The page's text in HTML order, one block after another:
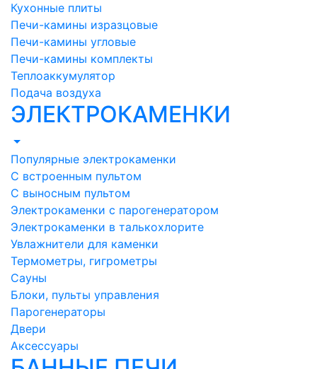
Кухонные плиты
Печи-камины изразцовые
Печи-камины угловые
Печи-камины комплекты
Теплоаккумулятор
Подача воздуха
ЭЛЕКТРОКАМЕНКИ
Популярные электрокаменки
С встроенным пультом
С выносным пультом
Электрокаменки с парогенератором
Электрокаменки в талькохлорите
Увлажнители для каменки
Термометры, гигрометры
Сауны
Блоки, пульты управления
Парогенераторы
Двери
Аксессуары